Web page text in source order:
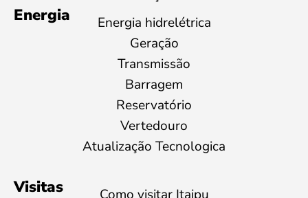
Energia
Energia hidrelétrica
Geração
Transmissão
Barragem
Reservatório
Vertedouro
Atualização Tecnologica
Visitas
Como visitar Itaipu